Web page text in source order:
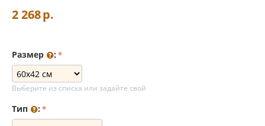
2 268р.
Размер :
Выберите из списка или задайте свой
Тип :